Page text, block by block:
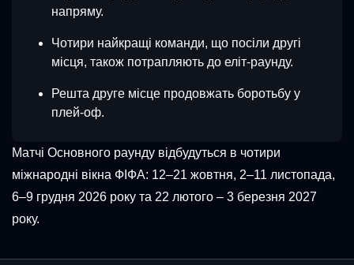
напряму.
Чотири найкращі команди, що посіли другі
місця, також потрапляють до еліт-раунду.
Решта друге місце продовжать боротьбу у
плей-оф.
Матчі Основного раунду відбудуться в чотири
міжнародні вікна ФІФА: 12–21 жовтня, 2–11 листопада,
6–9 грудня 2026 року та 22 лютого – 3 березня 2027
року.